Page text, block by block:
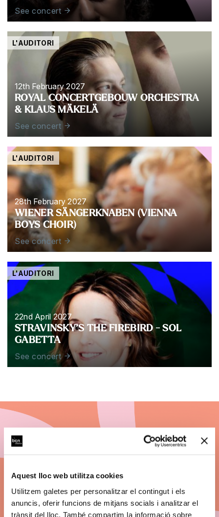
Aquest lloc web utilitza cookies
Utilitzem galetes per personalitzar el contingut i els
anuncis, oferir funcions de mitjans socials i analitzar el
trànsit del lloc. També compartim la informació sobre
See concert
L'AUDITORI
12th February 2027
ROYAL CONCERTGEBOUW ORCHESTRA
& KLAUS MÄKELÄ
See concert
L'AUDITORI
28th February 2027
WIENER SÄNGERKNABEN (VIENNA
BOYS CHOIR)
See concert
L'AUDITORI
22nd April 2027
STRAVINSKY’S THE FIREBIRD - SOL
GABETTA
See concert
Subscribe to BCN
Discount on ticket prices.
Big concerts. The best seats. Payment by